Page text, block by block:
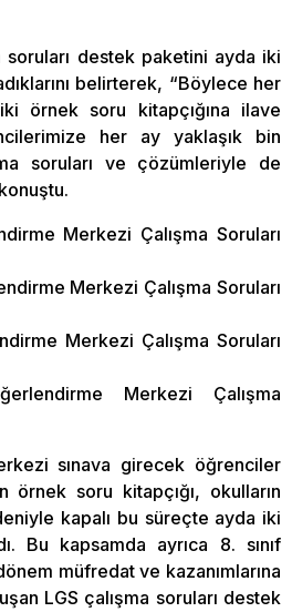
soruları destek paketini ayda iki
belirterek, “Böylece her
iki örnek soru kitapçığına ilave
her ay yaklaşık bin
soruları ve çözümleriyle de
Merkezi Çalışma Soruları
Merkezi Çalışma Soruları
Merkezi Çalışma Soruları
Merkezi Çalışma
sınava girecek öğrenciler
örnek soru kitapçığı, okulların
kapalı bu süreçte ayda iki
Bu kapsamda ayrıca 8. sınıf
müfredat ve kazanımlarına
LGS çalışma soruları destek